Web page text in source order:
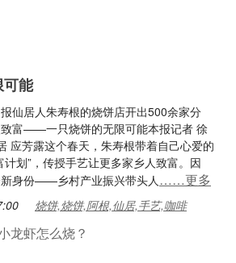
能
仙居人朱寿根的烧饼店开出500余家分
富——一只烧饼的无限可能本报记者 徐
应芳露这个春天，朱寿根带着自己心爱的
计划”，传授手艺让更多家乡人致富。因
身份——乡村产业振兴带头人……更多
烧饼,烧饼,阿根,仙居,手艺,咖啡